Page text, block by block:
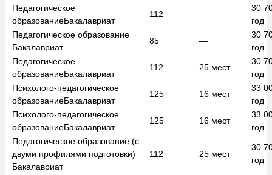
Педагогическое
образованиеБакалавриат
112 —
30
год
Педагогическое образование
Бакалавриат
85 —
30
год
Педагогическое
образованиеБакалавриат
112 25 мест
30
год
Психолого-педагогическое
образованиеБакалавриат
125 16 мест
33
год
Психолого-педагогическое
образованиеБакалавриат
125 16 мест
33
год
Педагогическое образование (с
двуми профилями подготовки)
Бакалавриат
112 25 мест
30
год